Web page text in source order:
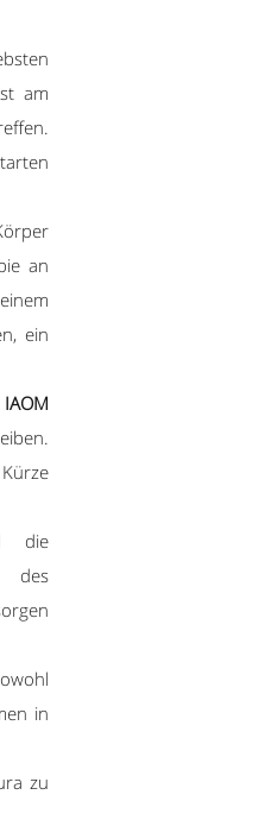
am
an
ein
die
des
in
zu